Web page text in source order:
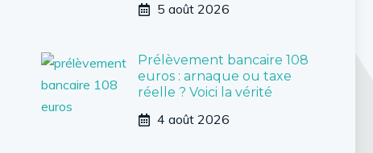
5 août 2026
Prélèvement bancaire 108
euros : arnaque ou taxe
réelle ? Voici la vérité
4 août 2026